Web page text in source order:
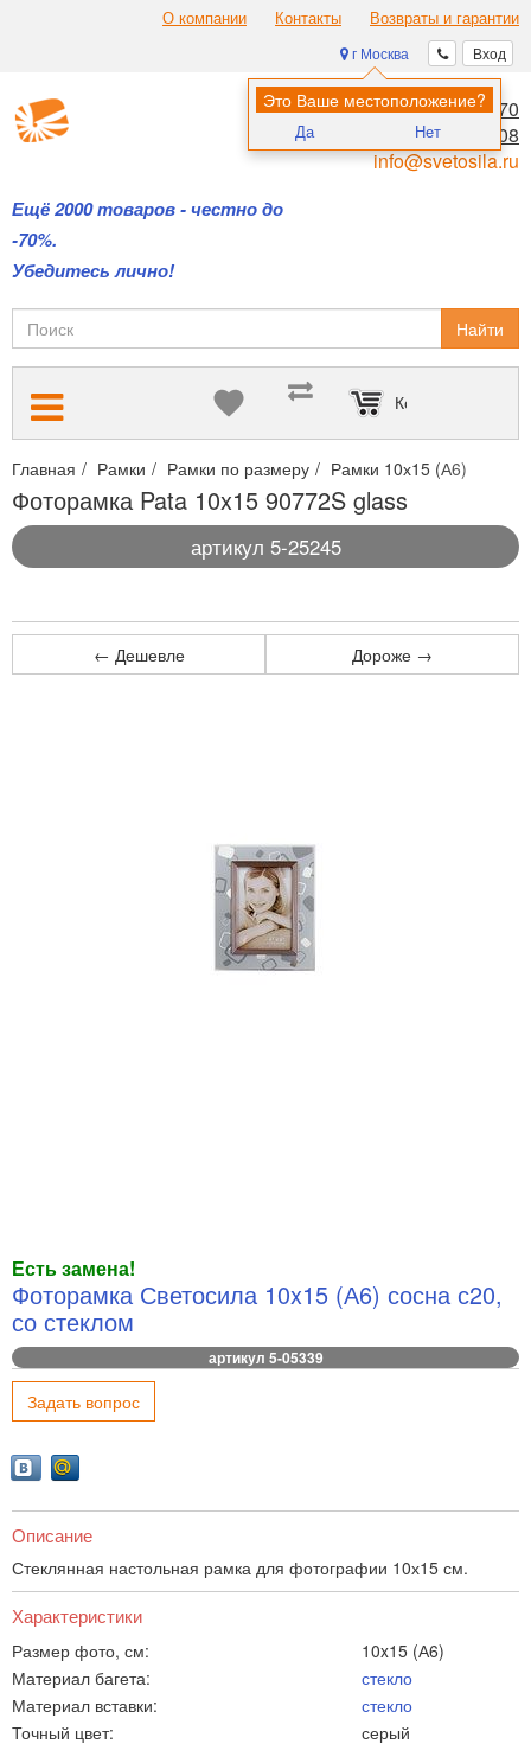
О компании Контакты Возвраты и гарантии
Вход
г Москва
Это Ваше местоположение?
Да Нет
Ещё 2000 товаров - честно до
-70%.
Убедитесь лично!
8 (495) 970-00-70
8 (800) 700-11-08
info@svetosila.ru
Найти
Корзина пуста
Главная Рамки Рамки по размеру Рамки 10х15 (А6)
Фоторамка Pata 10x15 90772S glass
артикул 5-25245
← Дешевле Дороже →
Есть замена!
Фоторамка Светосила 10x15 (А6) сосна с20,
со стеклом
артикул 5-05339
Задать вопрос
Описание
Стеклянная настольная рамка для фотографии 10х15 см.
Характеристики
Размер фото, см:
10x15 (А6)
Материал багета:
стекло
Материал вставки:
стекло
Точный цвет:
серый